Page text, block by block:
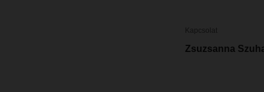
Kapcsolat
Zsuzsanna